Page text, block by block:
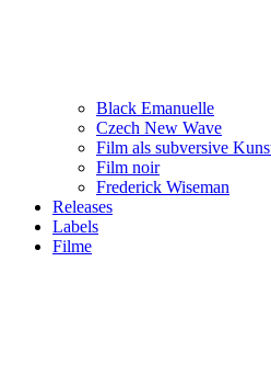
Black Emanuelle
Czech New Wave
Film als subversive
Film noir
Frederick Wiseman
Releases
Labels
Filme